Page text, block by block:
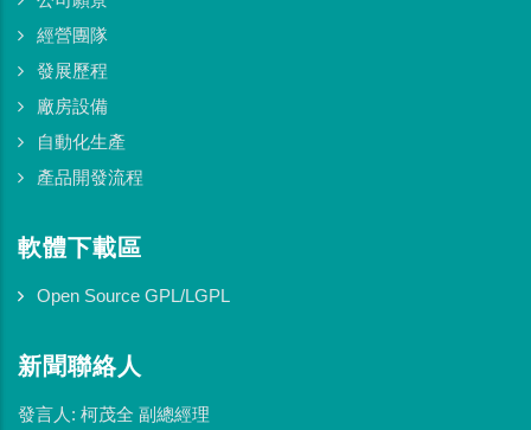
經營團隊
發展歷程
廠房設備
自動化生產
產品開發流程
軟體下載區
Open Source GPL/LGPL
新聞聯絡人
發言人: 柯茂全 副總經理